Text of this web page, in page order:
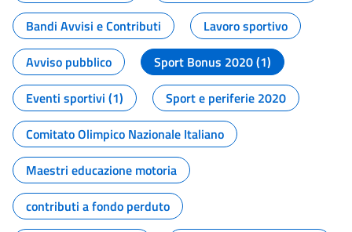
Bandi Avvisi e Contributi
Lavoro sportivo
Avviso pubblico
Sport Bonus 2020 (1)
Eventi sportivi (1)
Sport e periferie 2020
Comitato Olimpico Nazionale Italiano
Maestri educazione motoria
contributi a fondo perduto